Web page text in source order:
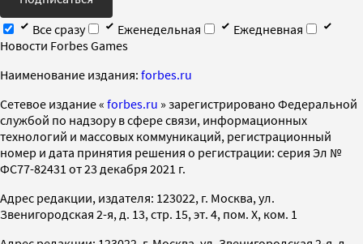
Все сразу
Еженедельная
Ежедневная
Новости Forbes Games
Наименование издания: forbes.ru
Cетевое издание « forbes.ru » зарегистрировано Федеральной
службой по надзору в сфере связи, информационных
технологий и массовых коммуникаций, регистрационный
номер и дата принятия решения о регистрации: серия Эл №
ФС77-82431 от 23 декабря 2021 г.
Адрес редакции, издателя: 123022, г. Москва, ул.
Звенигородская 2-я, д. 13, стр. 15, эт. 4, пом. X, ком. 1